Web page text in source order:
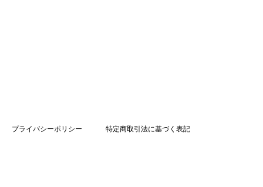
プライバシーポリシー 特定商取引法に基づく表記